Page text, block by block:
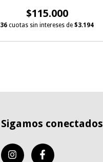
$115.000
36 cuotas sin intereses de $3.194
Sigamos conectados